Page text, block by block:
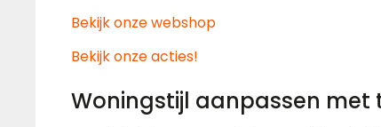
Bekijk onze webshop
Bekijk onze acties!
Woningstijl aanpassen met